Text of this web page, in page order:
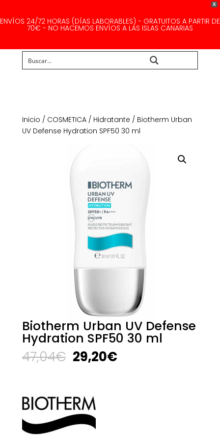
X
ENVÍOS 24/72 HORAS (DÍAS LABORABLES) - GRATUITOS A PARTIR DE
70€ - NO HACEMOS ENVÍOS A LAS ISLAS CANARIAS
Inicio / COSMETICA/ Hidratante / Biotherm Urban
UV Defense Hydration SPF50 30 ml
Biotherm Urban UV Defense
Hydration SPF50 30 ml
47,04€ El
precio
47,04€.
29,20€El